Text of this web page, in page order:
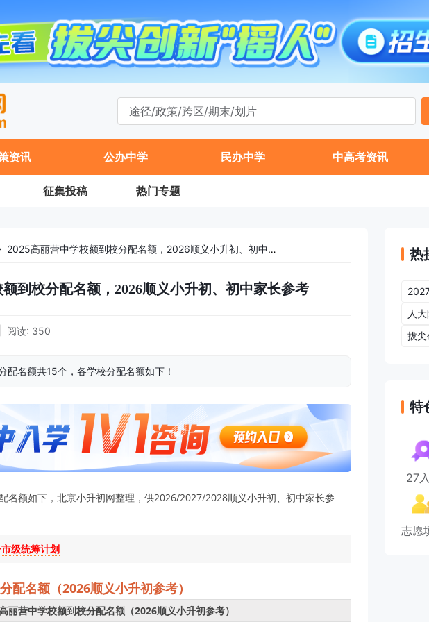
资讯 公办中学 民办中学 中高考资讯
征集投稿 热门专题
2025高丽营中学校额到校分配名额，2026顺义小升初、初中家长参考
到校分配名额，2026顺义小升初、初中家长参考
阅读: 350
配名额共15个，各学校分配名额如下！
名额如下，北京小升初网整理，供2026/2027/2028顺义小升初、初中家长参
级统筹计划
配名额（2026顺义小升初参考）
丽营中学校额到校分配名额（2026顺义小升初参考）
热
人
拔
特
27
志愿